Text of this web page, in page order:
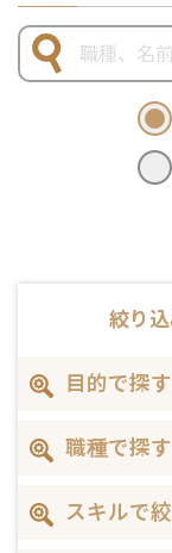
絞り
目的で探す
職種で探す
スキルで